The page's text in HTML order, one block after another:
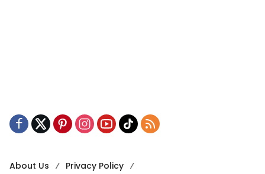
About Us
Privacy Policy